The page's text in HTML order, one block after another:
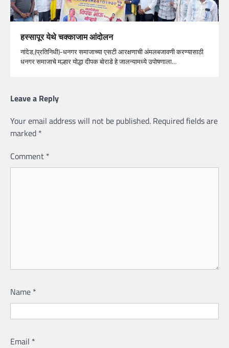
हस्सापूर येथे चक्काजाम आंदोलन
नांदेड,(प्रतिनिधी)-धनगर समाजाच्या एसटी आरक्षणाची अंमलबजावणी करण्यासाठी
धनगर समाजाचे मल्हार योद्धा दीपक बोराडे हे जालन्यामध्ये उपोषणाला…
Leave a Reply
Your email address will not be published. Required fields are
marked *
Comment *
Name *
Email *